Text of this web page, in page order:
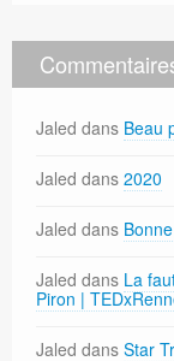
Jaled dans Beau
Jaled dans 2020
Jaled dans
Jaled dans La
Piron |
Jaled dans Star